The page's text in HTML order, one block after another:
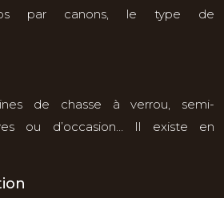
par canons, le type de
de chasse à verrou, semi-
ou d’occasion… Il existe en